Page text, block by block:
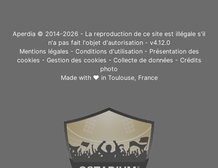
Aperdia © 2014-2026 - La reproduction de ce site est illégale s'il
n'a pas fait l'objet d'autorisation - v4.12.0
Mentions légales - Conditions d'utilisation- Présentation des
cookies - Gestion des cookies - Collecte de données - Crédits
photo
Made with ❤ in Toulouse, France